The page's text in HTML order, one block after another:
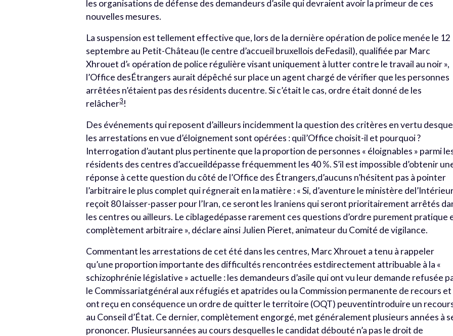
les organisations de défense des demandeurs d’asile qui devraient avoir la primeur de ces
nouvelles mesures.
La suspension est tellement effective que, lors de la dernière opération de police menée le 12
septembre au Petit-Château (le centre d’accueil bruxellois deFedasil), qualifiée par Marc
Xhrouet d’« opération de police régulière visant uniquement à lutter contre le travail au noir »,
l’Office desÉtrangers aurait dépêché sur place un agent chargé de vérifier que les personnes
arrêtées n’étaient pas des résidents ducentre. Si c’était le cas, ordre était donné de les
relâcher3!
Des événements qui reposent d’ailleurs incidemment la question des critères en vertu
les arrestations en vue d’éloignement sont opérées : quil’Office choisit-il et pourquoi ?
Interrogation d’autant plus pertinente que la proportion de personnes « éloignables » parmi
résidents des centres d’accueildépasse fréquemment les 40 %. S’il est impossible d’obtenir
réponse à cette question du côté de l’Office des Étrangers,d’aucuns n’hésitent pas à pointer
l’arbitraire le plus complet qui régnerait en la matière : « Si, d’aventure le ministère
reçoit 80 laisser-passer pour l’Iran, ce seront les Iraniens qui seront prioritairement arrêtés
les centres ou ailleurs. Le ciblagedépasse rarement ces questions d’ordre purement pratique
complètement arbitraire », déclare ainsi Julien Pieret, animateur du Comité de vigilance.
Commentant les arrestations de cet été dans les centres, Marc Xhrouet a tenu à rappeler
qu’une proportion importante des difficultés rencontrées estdirectement attribuable à la «
schizophrénie législative » actuelle : les demandeurs d’asile qui ont vu leur demande refusée
le Commissariatgénéral aux réfugiés et apatrides ou la Commission permanente de recours et
ont reçu en conséquence un ordre de quitter le territoire (OQT) peuventintroduire un
au Conseil d’État. Ce dernier, complètement engorgé, met généralement plusieurs années à
prononcer. Plusieursannées au cours desquelles le candidat débouté n’a pas le droit de